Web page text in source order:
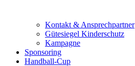
Kontakt & Ansprechpartner
Gütesiegel Kinderschutz
Kampagne
Sponsoring
Handball-Cup